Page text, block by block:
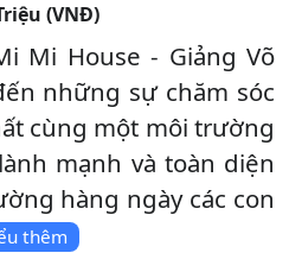
(VNĐ)
Mi House - Giảng Võ
những sự chăm sóc
cùng một môi trường
mạnh và toàn diện
hàng ngày các con
thêm